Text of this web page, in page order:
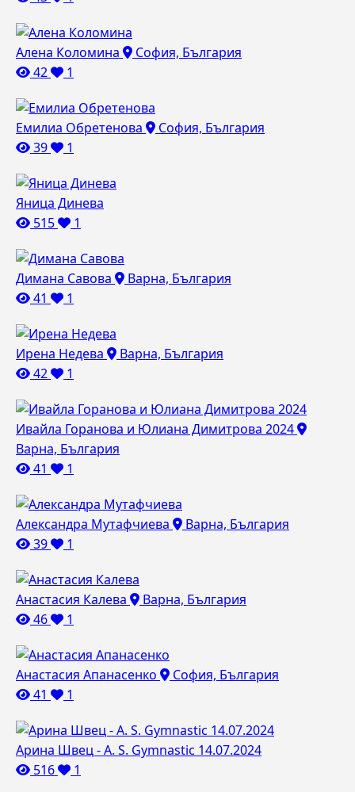
Алена Коломина
София, България
42
1
Емилиа Обретенова
София, България
39
1
Яница Динева
515
1
Димана Савова
Варна, България
41
1
Ирена Недева
Варна, България
42
1
Ивайла Горанова и Юлиана Димитрова 2024
Варна, България
41
1
Александра Мутафчиева
Варна, България
39
1
Анастасия Калева
Варна, България
46
1
Анастасия Апанасенко
София, България
41
1
Арина Швец - A. S. Gymnastic 14.07.2024
516
1